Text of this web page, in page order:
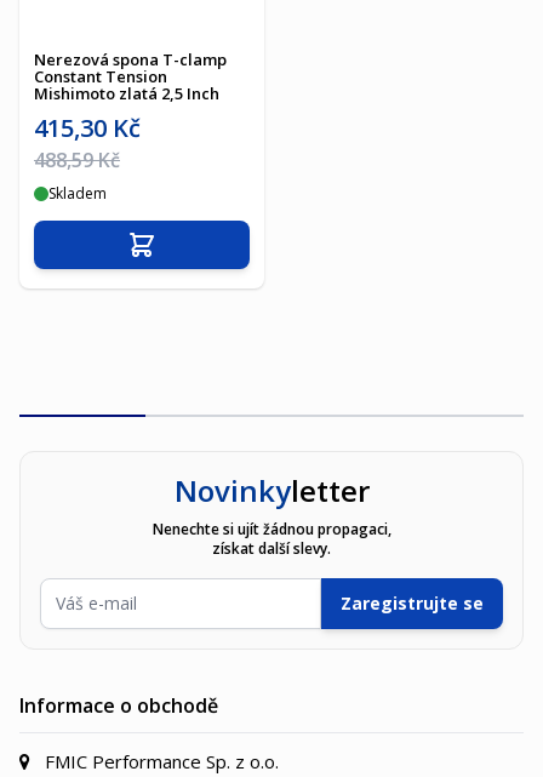
Nerezová spona T-clamp
Constant Tension
Mishimoto zlatá 2,5 Inch
Akční cena
415,30 Kč
Běžná cena
488,59 Kč
Skladem
Přidat do košíku
Novinkyletter
Nenechte si ujít žádnou propagaci,
získat další slevy.
E-mailová adresa
Zaregistrujte se
Informace o obchodě
FMIC Performance Sp. z o.o.